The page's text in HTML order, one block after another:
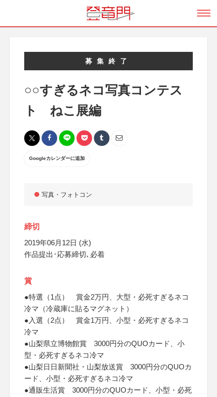
募集終了
○○すぎるネコ写真コンテス
ト ねこ展編
Googleカレンダーに追加
写真・フォトコン
締切
2019年06月12日 (水)
作品提出･応募締切､必着
賞
●特選（1点） 賞金2万円、大型・必死すぎるネコ
冷マ（冷蔵庫に貼るマグネット）
●入選（2点） 賞金1万円、小型・必死すぎるネコ
冷マ
●山梨県立博物館賞 3000円分のQUOカード、小
型・必死すぎるネコ冷マ
●山梨日日新聞社・山梨放送賞 3000円分のQUOカ
ード、小型・必死すぎるネコ冷マ
●通販生活賞 3000円分のQUOカード、小型・必死